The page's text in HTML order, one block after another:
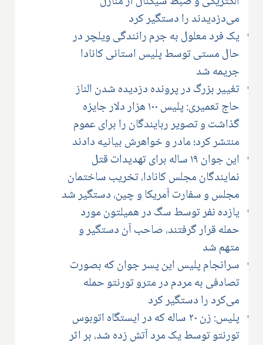
می‌دزدیدند را دستگیر کرد
یک فرد معلول به جرم رانندگی ویلچر در
حال مستی توسط پلیس استانی کانادا
جریمه شد
تغییر بزرگ در پرونده دزدیده شدن الناز
حاج تعمیری: پلیس ۱۰۰ هزار دلار جایزه
گذاشت و تصویر ربایندگان را برای عموم
منتشر کرد؛ مادر و خواهرش بیانیه دادند
این جوان ۱۹ ساله برای تهدیدات قتل
نمایندگان مجلس کانادا، تخریب ساختمان
مجلس و سفارت آمریکا و چین، دستگیر شد
یازده نفر توسط سگ در همیلتون مورد
حمله قرار گرفتند، صاحب آن دستگیر و
متهم شد
سرانجام پلیس این پسر جوان که بصورت
تصادفی به مردم در مترو تورنتو حمله
می‌کرد را دستگیر کرد
پلیس: زن ۲۰ ساله که در ایستگاه اتوبوس
تورنتو توسط یک مرد آتش زده شد، بر اثر